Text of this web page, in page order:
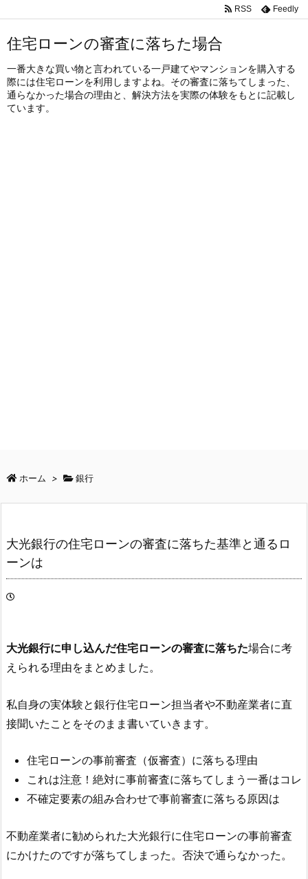
RSS Feedly
住宅ローンの審査に落ちた場合
一番大きな買い物と言われている一戸建てやマンションを購入する
際には住宅ローンを利用しますよね。その審査に落ちてしまった、
通らなかった場合の理由と、解決方法を実際の体験をもとに記載し
ています。
ホーム > 銀行
大光銀行の住宅ローンの審査に落ちた基準と通るロ
ーンは
大光銀行に申し込んだ住宅ローンの審査に落ちた場合に考
えられる理由をまとめました。
私自身の実体験と銀行住宅ローン担当者や不動産業者に直
接聞いたことをそのまま書いていきます。
住宅ローンの事前審査（仮審査）に落ちる理由
これは注意！絶対に事前審査に落ちてしまう一番はコレ
不確定要素の組み合わせで事前審査に落ちる原因は
不動産業者に勧められた大光銀行に住宅ローンの事前審査
にかけたのですが落ちてしまった。否決で通らなかった。